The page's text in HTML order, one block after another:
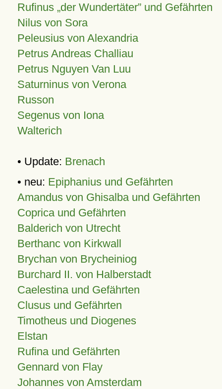
Rufinus „der Wundertäter” und Gefährten
Nilus von Sora
Peleusius von Alexandria
Petrus Andreas Challiau
Petrus Nguyen Van Luu
Saturninus von Verona
Russon
Segenus von Iona
Walterich
• Update: Brenach
• neu: Epiphanius und Gefährten
Amandus von Ghisalba und Gefährten
Coprica und Gefährten
Balderich von Utrecht
Berthanc von Kirkwall
Brychan von Brycheiniog
Burchard II. von Halberstadt
Caelestina und Gefährten
Clusus und Gefährten
Timotheus und Diogenes
Elstan
Rufina und Gefährten
Gennard von Flay
Johannes von Amsterdam